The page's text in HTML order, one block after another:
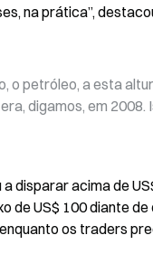
na prática”,
o petróleo, a esta
digamos, em 2008.
disparar acima de
de US$ 100 diante
os traders